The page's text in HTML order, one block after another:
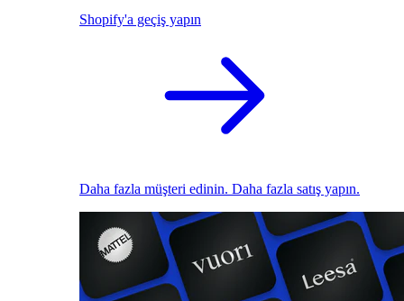
Shopify'a geçiş yapın
Daha fazla müşteri edinin. Daha fazla satış yapın.